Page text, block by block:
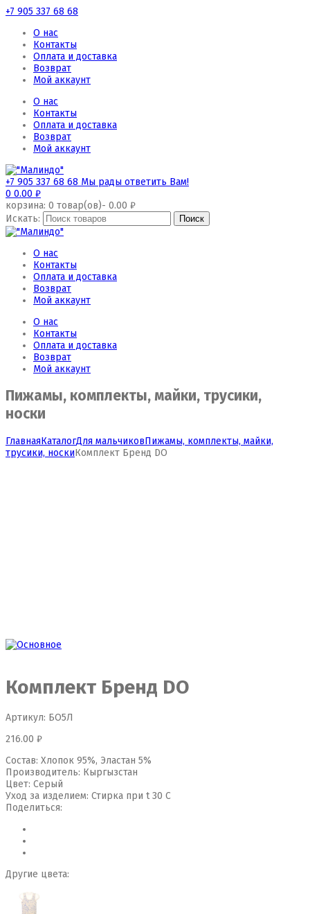
+7 905 337 68 68
О нас
Контакты
Оплата и доставка
Возврат
Мой аккаунт
О нас
Контакты
Оплата и доставка
Возврат
Мой аккаунт
+7 905 337 68 68 Мы рады ответить Вам!
0 0.00 ₽
корзина: 0 товар(ов)- 0.00 ₽
Искать:
О нас
Контакты
Оплата и доставка
Возврат
Мой аккаунт
О нас
Контакты
Оплата и доставка
Возврат
Мой аккаунт
Пижамы, комплекты, майки, трусики,
носки
ГлавнаяКаталогДля мальчиковПижамы, комплекты, майки,
трусики, носкиКомплект Бренд DO
Комплект Бренд DO
Артикул: БО5Л
216.00 ₽
Состав: Хлопок 95%, Эластан 5%
Производитель: Кыргызстан
Цвет: Серый
Уход за изделием: Стирка при t 30 С
Поделиться:
Другие цвета: